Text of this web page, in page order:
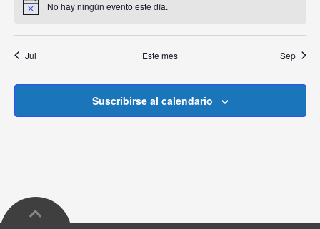
Aviso No hay ningún evento este día.
Jul Este mes Sep
Suscribirse al calendario